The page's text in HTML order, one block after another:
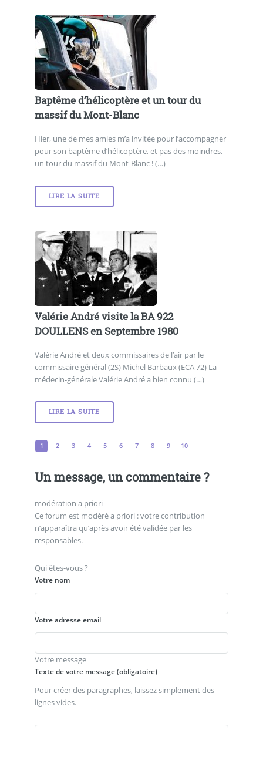
Baptême d’hélicoptère et un tour du
massif du Mont-Blanc
Hier, une de mes amies m’a invitée pour l’accompagner
pour son baptême d’hélicoptère, et pas des moindres,
un tour du massif du Mont-Blanc ! (…)
LIRE LA SUITE
Valérie André visite la BA 922
DOULLENS en Septembre 1980
Valérie André et deux commissaires de l’air par le
commissaire général (2S) Michel Barbaux (ECA 72) La
médecin-générale Valérie André a bien connu (…)
LIRE LA SUITE
1 2 3 4 5 6 7 8 9 10
Un message, un commentaire ?
modération a priori
Ce forum est modéré a priori : votre contribution
n’apparaîtra qu’après avoir été validée par les
responsables.
Qui êtes-vous ?
Votre nom
Votre adresse email
Votre message
Texte de votre message (obligatoire)
Pour créer des paragraphes, laissez simplement des
lignes vides.